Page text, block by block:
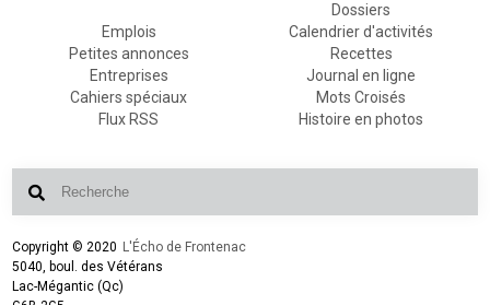
Dossiers
Emplois
Petites annonces
Entreprises
Cahiers spéciaux
Flux RSS
Calendrier d'activités
Recettes
Journal en ligne
Mots Croisés
Histoire en photos
Copyright © 2020 L'Écho de Frontenac
5040, boul. des Vétérans
Lac-Mégantic (Qc)